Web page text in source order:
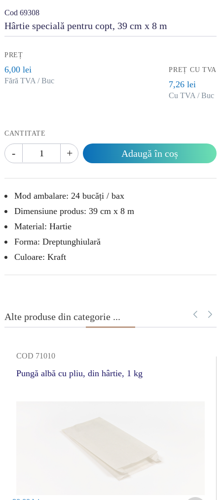
Cod 69308
Hârtie specială pentru copt, 39 cm x 8 m
PREȚ
6,00 lei
Fără TVA / Buc
PREȚ CU TVA
7,26 lei
Cu TVA / Buc
CANTITATE
+
- Adaugă în coș
Mod ambalare: 24 bucăți / bax
Dimensiune produs: 39 cm x 8 m
Material: Hartie
Forma: Dreptunghiulară
Culoare: Kraft
Alte produse din categorie ...
COD 71010
Pungă albă cu pliu, din hârtie, 1 kg